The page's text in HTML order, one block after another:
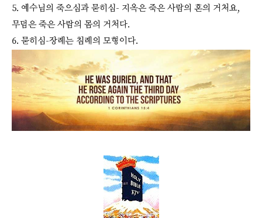
5. 예수님의 죽으심과 묻히심- 지옥은 죽은 사람의 혼의 거처요,
무덤은 죽은 사람의 몸의 거처다.
6. 묻히심-장례는 침례의 모형이다.